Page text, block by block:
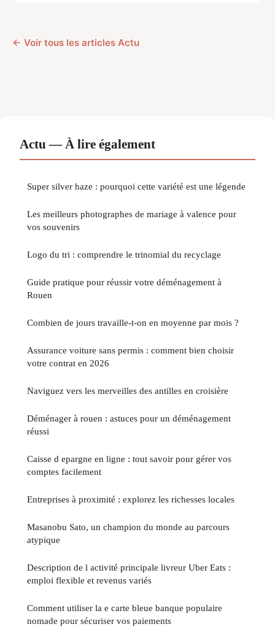
← Voir tous les articles Actu
Actu — À lire également
Super silver haze : pourquoi cette variété est une légende
Les meilleurs photographes de mariage à valence pour
vos souvenirs
Logo du tri : comprendre le trinomial du recyclage
Guide pratique pour réussir votre déménagement à
Rouen
Combien de jours travaille-t-on en moyenne par mois ?
Assurance voiture sans permis : comment bien choisir
votre contrat en 2026
Naviguez vers les merveilles des antilles en croisière
Déménager à rouen : astuces pour un déménagement
réussi
Caisse d epargne en ligne : tout savoir pour gérer vos
comptes facilement
Entreprises à proximité : explorez les richesses locales
Masanobu Sato, un champion du monde au parcours
atypique
Description de l activité principale livreur Uber Eats :
emploi flexible et revenus variés
Comment utiliser la e carte bleue banque populaire
nomade pour sécuriser vos paiements